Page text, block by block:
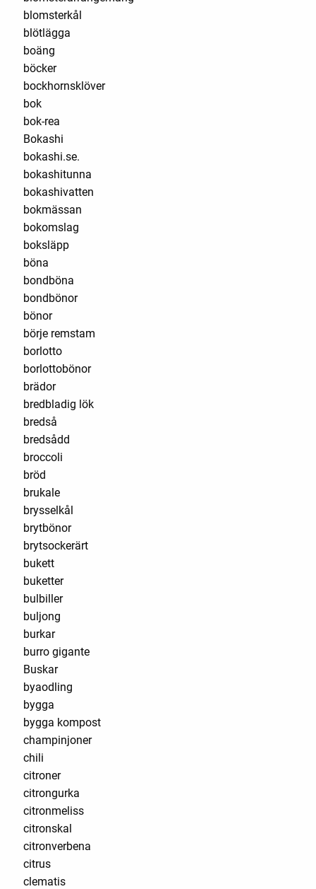
blomsterkål
blötlägga
boäng
böcker
bockhornsklöver
bok
bok-rea
Bokashi
bokashi.se.
bokashitunna
bokashivatten
bokmässan
bokomslag
boksläpp
böna
bondböna
bondbönor
bönor
börje remstam
borlotto
borlottobönor
brädor
bredbladig lök
bredså
bredsådd
broccoli
bröd
brukale
brysselkål
brytbönor
brytsockerärt
bukett
buketter
bulbiller
buljong
burkar
burro gigante
Buskar
byaodling
bygga
bygga kompost
champinjoner
chili
citroner
citrongurka
citronmeliss
citronskal
citronverbena
citrus
clematis